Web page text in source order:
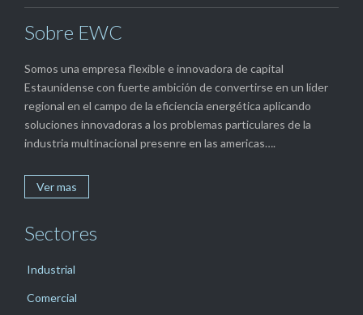
Sobre EWC
Somos una empresa flexible e innovadora de capital
Estaunidense con fuerte ambición de convertirse en un líder
regional en el campo de la eficiencia energética aplicando
soluciones innovadoras a los problemas particulares de la
industria multinacional presenre en las americas….
Ver mas
Sectores
Industrial
Comercial